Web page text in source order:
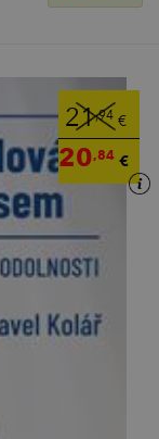
21,94 €
20,84 €